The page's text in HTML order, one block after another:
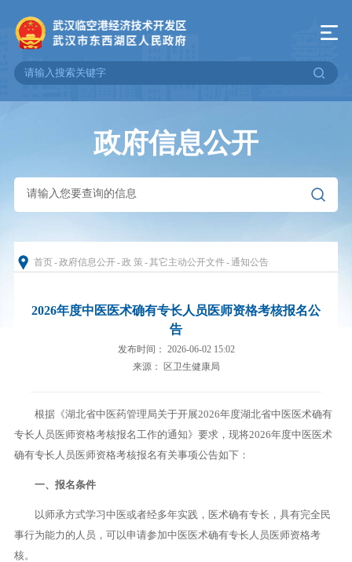
政府信息公开
首页-政府信息公开-政 策 -其它主动公开文件-通知公告
2026年度中医医术确有专长人员医师资格考核报名公
告
发布时间： 2026-06-02 15:02
来源： 区卫生健康局
根据《湖北省中医药管理局关于开展2026年度湖北省中医医术确有
专长人员医师资格考核报名工作的通知》要求，现将2026年度中医医术
确有专长人员医师资格考核报名有关事项公告如下：
一、报名条件
以师承方式学习中医或者经多年实践，医术确有专长，具有完全民
事行为能力的人员，可以申请参加中医医术确有专长人员医师资格考
核。